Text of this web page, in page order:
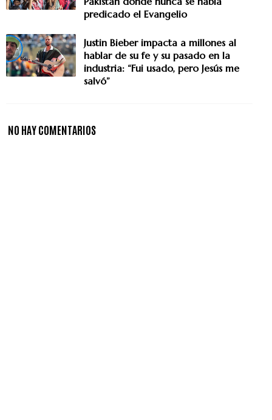
predicado el Evangelio
Justin Bieber impacta a millones al
hablar de su fe y su pasado en la
industria: “Fui usado, pero Jesús me
salvó”
NO HAY COMENTARIOS